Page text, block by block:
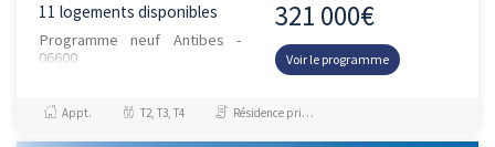
11 logements disponibles
Programme neuf Antibes -
06600
321 000€
Voir le programme
Appt. T2, T3, T4 Résidence principale / PTZ, Investissement et Défiscalisation